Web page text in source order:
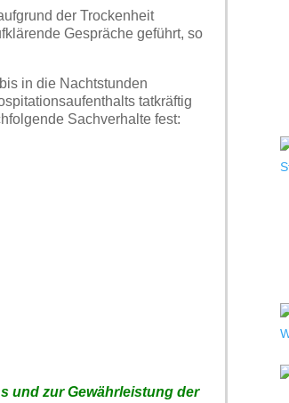
der Trockenheit
Gespräche geführt, so
in die Nachtstunden
tatkräftig
Sachverhalte fest:
und zur Gewährleistung der